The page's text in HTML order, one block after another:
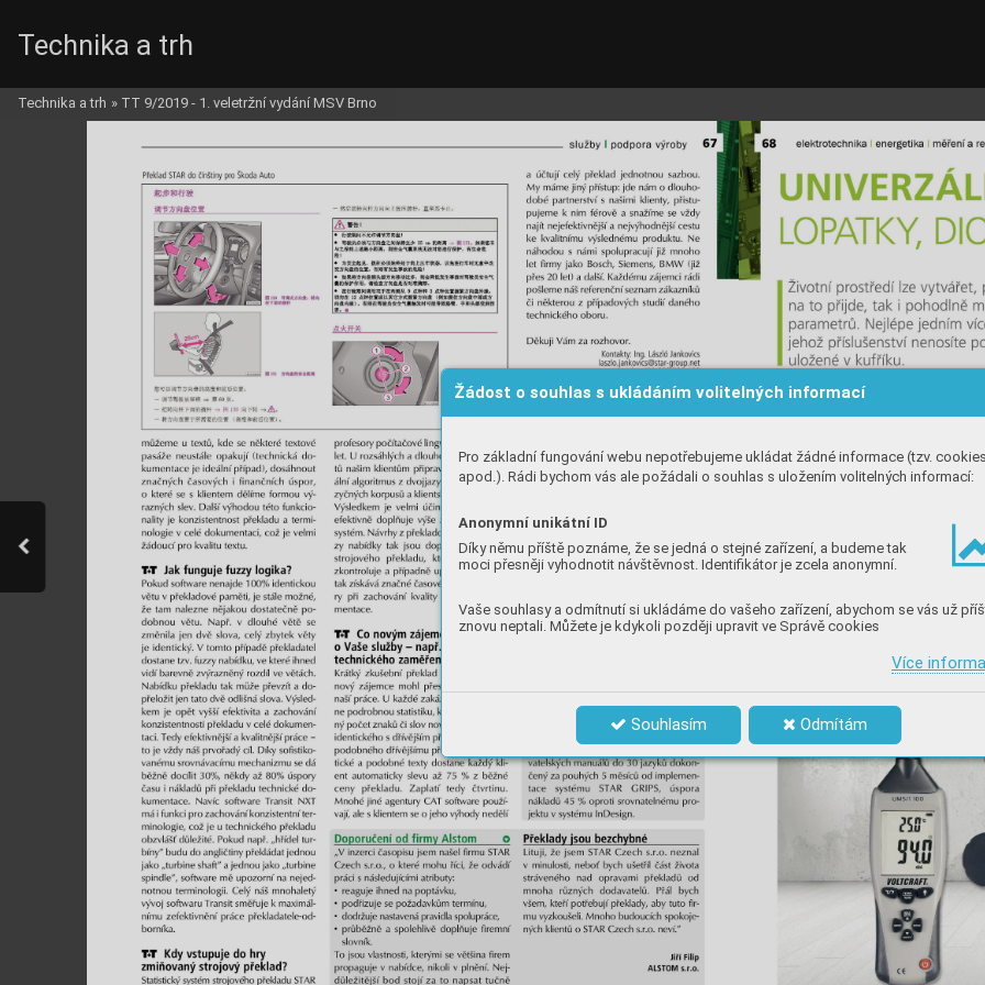
Žádost o souhlas s ukládáním volitelných informací
Pro základní fungování webu nepotřebujeme ukládat žádné informace (tzv.
apod.). Rádi bychom vás ale požádali o souhlas s uložením volitelných informací:
Anonymní unikátní ID
Díky němu příště poznáme, že se jedná o stejné zařízení, a budeme tak
moci přesněji vyhodnotit návštěvnost. Identifikátor je zcela anonymní.
Vaše souhlasy a odmítnutí si ukládáme do vašeho zařízení, abychom se vás už
znovu neptali. Můžete je kdykoli později upravit ve Správě cookies
Více
Souhlasím Odmítám
Technika a trh
Technika a trh » TT 9/2019 - 1. veletržní vydání MSV Brno